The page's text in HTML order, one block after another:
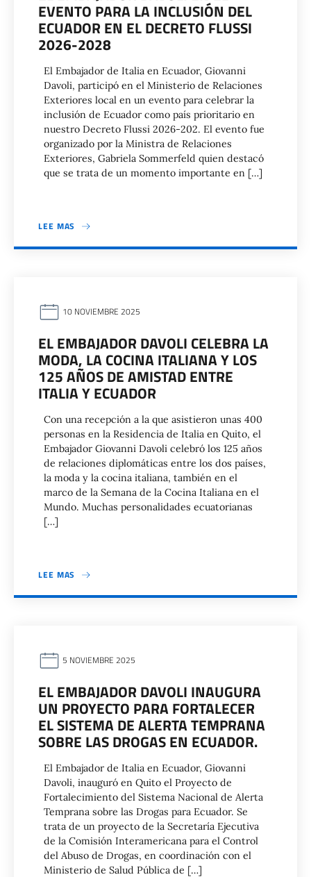
EVENTO PARA LA INCLUSIÓN DEL
ECUADOR EN EL DECRETO FLUSSI
2026-2028
El Embajador de Italia en Ecuador, Giovanni
Davoli, participó en el Ministerio de Relaciones
Exteriores local en un evento para celebrar la
inclusión de Ecuador como país prioritario en
nuestro Decreto Flussi 2026-202. El evento fue
organizado por la Ministra de Relaciones
Exteriores, Gabriela Sommerfeld quien destacó
que se trata de un momento importante en […]
LEE MAS
10 NOVIEMBRE 2025
EL EMBAJADOR DAVOLI CELEBRA LA
MODA, LA COCINA ITALIANA Y LOS
125 AÑOS DE AMISTAD ENTRE
ITALIA Y ECUADOR
Con una recepción a la que asistieron unas 400
personas en la Residencia de Italia en Quito, el
Embajador Giovanni Davoli celebró los 125 años
de relaciones diplomáticas entre los dos países,
la moda y la cocina italiana, también en el
marco de la Semana de la Cocina Italiana en el
Mundo. Muchas personalidades ecuatorianas
[…]
LEE MAS
5 NOVIEMBRE 2025
EL EMBAJADOR DAVOLI INAUGURA
UN PROYECTO PARA FORTALECER
EL SISTEMA DE ALERTA TEMPRANA
SOBRE LAS DROGAS EN ECUADOR.
El Embajador de Italia en Ecuador, Giovanni
Davoli, inauguró en Quito el Proyecto de
Fortalecimiento del Sistema Nacional de Alerta
Temprana sobre las Drogas para Ecuador. Se
trata de un proyecto de la Secretaría Ejecutiva
de la Comisión Interamericana para el Control
del Abuso de Drogas, en coordinación con el
Ministerio de Salud Pública de […]